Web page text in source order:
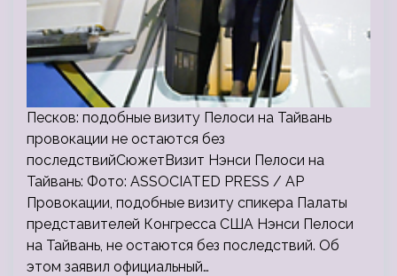
Песков: подобные визиту Пелоси на Тайвань
провокации не остаются без
последствийСюжетВизит Нэнси Пелоси на
Тайвань: Фото: ASSOCIATED PRESS / AP
Провокации, подобные визиту спикера Палаты
представителей Конгресса США Нэнси Пелоси
на Тайвань, не остаются без последствий. Об
этом заявил официальный…